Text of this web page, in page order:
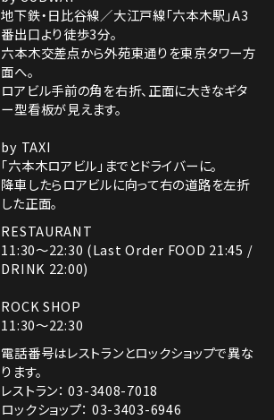
地下鉄・日比谷線／大江戸線「六本木駅」A3
番出口より徒歩3分。
六本木交差点から外苑東通りを東京タワー方
面へ。
ロアビル手前の角を右折、正面に大きなギタ
ー型看板が見えます。
by TAXI
「六本木ロアビル」までとドライバーに。
降車したらロアビルに向って右の道路を左折
した正面。
RESTAURANT
11:30～22:30 (Last Order FOOD 21:45 /
DRINK 22:00)
ROCK SHOP
11:30～22:30
電話番号はレストランとロックショップで異な
ります。
レストラン： 03-3408-7018
ロックショップ： 03-3403-6946